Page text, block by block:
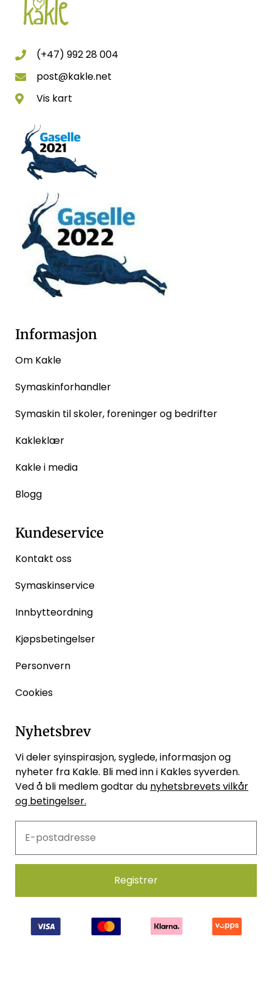
(+47) 992 28 004
post@kakle.net
Vis kart
Informasjon
Om Kakle
Symaskinforhandler
Symaskin til skoler, foreninger og bedrifter
Kakleklær
Kakle i media
Blogg
Kundeservice
Kontakt oss
Symaskinservice
Innbytteordning
Kjøpsbetingelser
Personvern
Cookies
Nyhetsbrev
Vi deler syinspirasjon, syglede, informasjon og
nyheter fra Kakle. Bli med inn i Kakles syverden.
Ved å bli medlem godtar du nyhetsbrevets vilkår
og betingelser.